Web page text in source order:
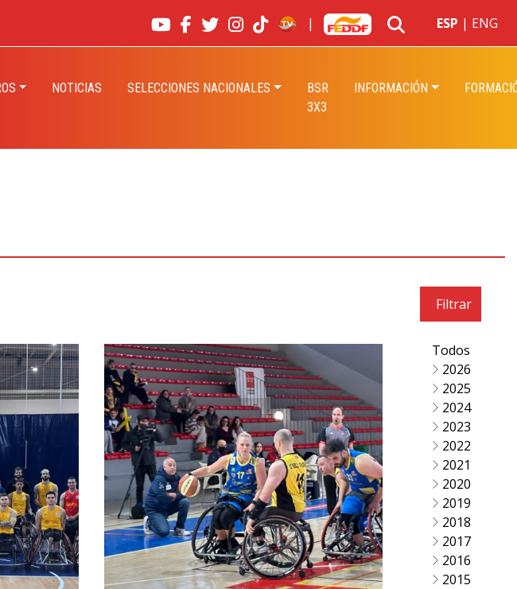
| ESP | ENG
NOTICIAS SELECCIONES NACIONALES
BSR
3X3
INFORMACIÓN
Filtrar
Todos
2026
2025
2024
2023
2022
2021
2020
2019
2018
2017
2016
2015